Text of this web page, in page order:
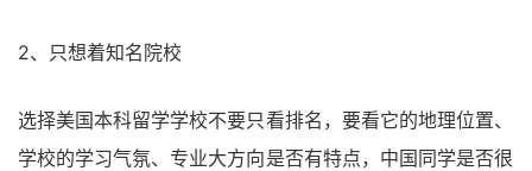
2、只想着知名院校
选择美国本科留学学校不要只看排名，要看它的地理位置、
学校的学习气氛、专业大方向是否有特点，中国同学是否很